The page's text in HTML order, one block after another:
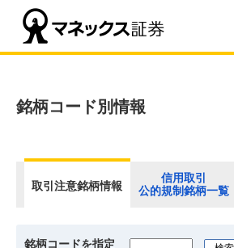
銘柄コード別情報
取引注意銘柄情報
信用取引
公的規制銘柄一覧
銘柄コードを指定